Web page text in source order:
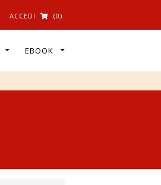
ACCEDI (0)
EBOOK